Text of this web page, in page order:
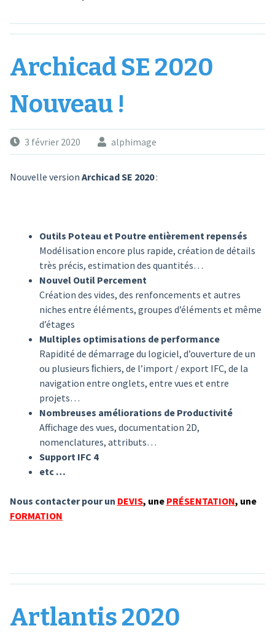
Archicad SE 2020
Nouveau !
3 février 2020 alphimage
Nouvelle version Archicad SE 2020:
Outils Poteau et Poutre entièrement repensés
Modélisation encore plus rapide, création de détails
très précis, estimation des quantités…
Nouvel Outil Percement
Création des vides, des renfoncements et autres
niches entre éléments, groupes d’éléments et même
d’étages
Multiples optimisations de performance
Rapidité de démarrage du logiciel, d’ouverture de un
ou plusieurs ﬁchiers, de l’import / export IFC, de la
navigation entre onglets, entre vues et entre
projets…
Nombreuses améliorations de Productivité
Affichage des vues, documentation 2D,
nomenclatures, attributs…
Support IFC 4
etc …
Nous contacter pour un DEVIS, une PRÉSENTATION, une
FORMATION
Artlantis 2020